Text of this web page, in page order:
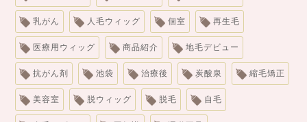
乳がん 人毛ウィッグ 個室 再生毛
医療用ウィッグ 商品紹介 地毛デビュー
抗がん剤 池袋 治療後 炭酸泉 縮毛矯正
美容室 脱ウィッグ 脱毛 自毛